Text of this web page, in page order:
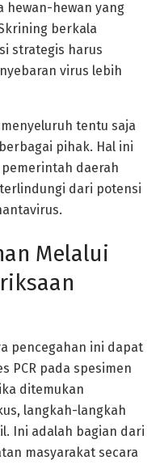
hewan-hewan yang
berkala
strategis harus
virus lebih
tentu saja
pihak. Hal ini
daerah
dari potensi
Melalui
pencegahan ini dapat
PCR pada spesimen
ditemukan
langkah-langkah
Ini adalah bagian dari
masyarakat secara